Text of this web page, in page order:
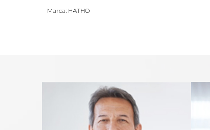
Marca: HATHO